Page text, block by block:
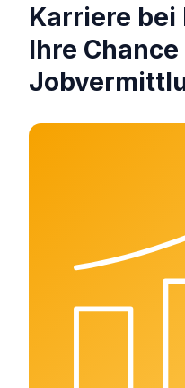
Karriere bei
Ihre